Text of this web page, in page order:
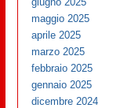
maggio 2025
aprile 2025
marzo 2025
febbraio 2025
gennaio 2025
dicembre 2024